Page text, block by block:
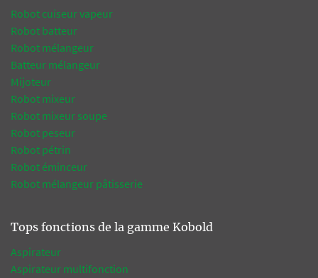
Robot cuiseur vapeur
Robot batteur
Robot mélangeur
Batteur mélangeur
Mijoteur
Robot mixeur
Robot mixeur soupe
Robot peseur
Robot pétrin
Robot éminceur
Robot mélangeur pâtisserie
Tops fonctions de la gamme Kobold
Aspirateur
Aspirateur multifonction